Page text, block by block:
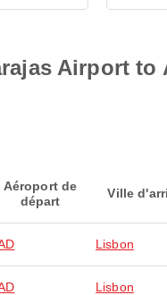
Airport
Aéroport de
départ
Ville
Lisbon
Lisbon